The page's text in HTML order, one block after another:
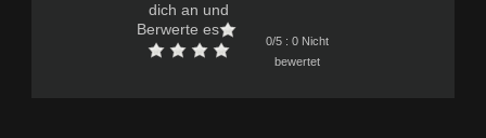
dich an und
Berwerte es
0/5 : 0 Nicht
bewertet